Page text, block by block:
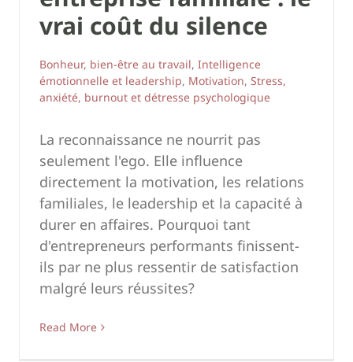
vrai coût du silence
Bonheur, bien-être au travail, Intelligence
émotionnelle et leadership, Motivation, Stress,
anxiété, burnout et détresse psychologique
La reconnaissance ne nourrit pas
seulement l'ego. Elle influence
directement la motivation, les relations
familiales, le leadership et la capacité à
durer en affaires. Pourquoi tant
d'entrepreneurs performants finissent-
ils par ne plus ressentir de satisfaction
malgré leurs réussites?
Read More